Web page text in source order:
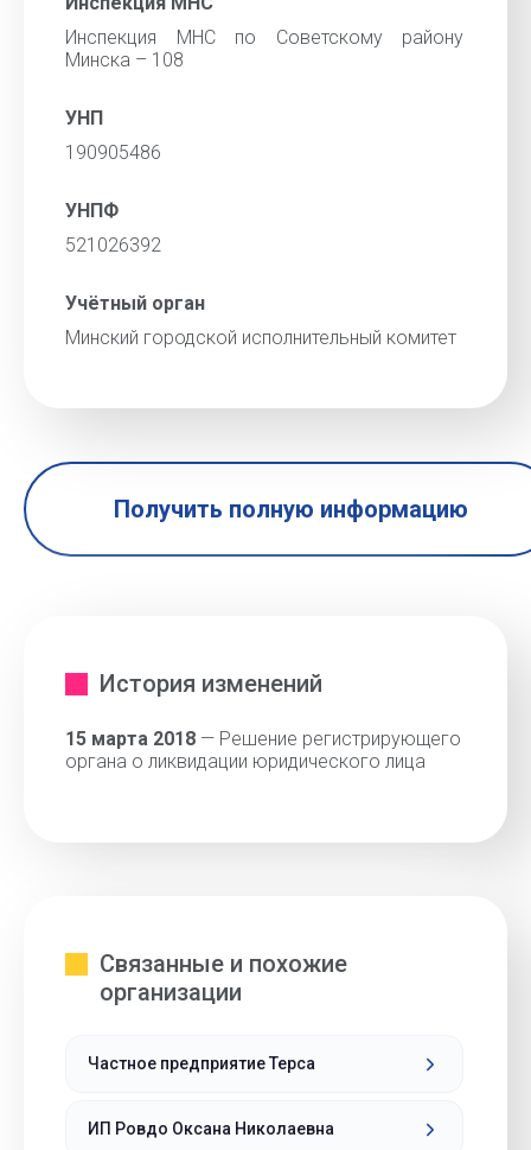
Инспекция МНС по Советскому району
Минска – 108
УНП
190905486
УНПФ
521026392
Учётный орган
Минский городской исполнительный комитет
Получить полную информацию
История изменений
15 марта 2018 — Решение регистрирующего
органа о ликвидации юридического лица
Связанные и похожие
организации
Частное предприятие Терса
ИП Ровдо Оксана Николаевна